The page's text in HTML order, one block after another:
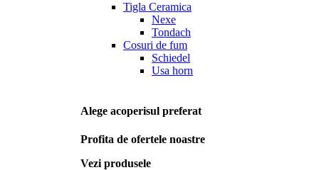
Tigla Ceramica
Nexe
Tondach
Cosuri de fum
Schiedel
Usa horn
Alege acoperisul preferat
Profita de ofertele noastre
Vezi produsele